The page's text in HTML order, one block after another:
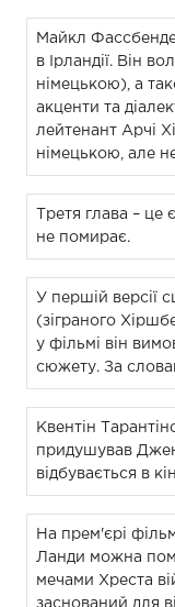
Майкл
в Ірландії. Він
німецькою), а
акценти та
лейтенант Арчі
німецькою, але
Третя глава – це
не помирає.
У першій версії
(зіграного
у фільмі він
сюжету. За
Квентін
придушував
відбувається в
На прем'єрі
Ланди можна
мечами Хреста
заснований для